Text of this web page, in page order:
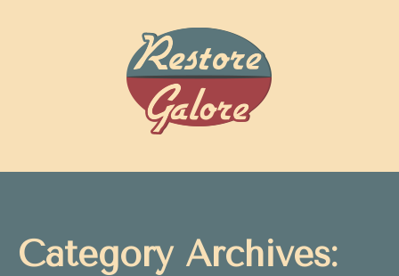
Category Archives: